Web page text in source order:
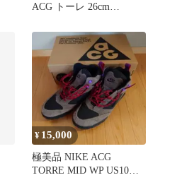
ACG トーレ 26cm
¥ 15,000
極美品 NIKE ACG
TORRE MID WP US10